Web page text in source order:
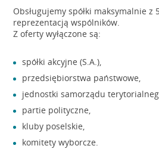
Obsługujemy spółki maksymalnie z
reprezentacją wspólników.
Z oferty wyłączone są:
spółki akcyjne (S.A.),
przedsiębiorstwa państwowe,
jednostki samorządu
partie polityczne,
kluby poselskie,
komitety wyborcze.